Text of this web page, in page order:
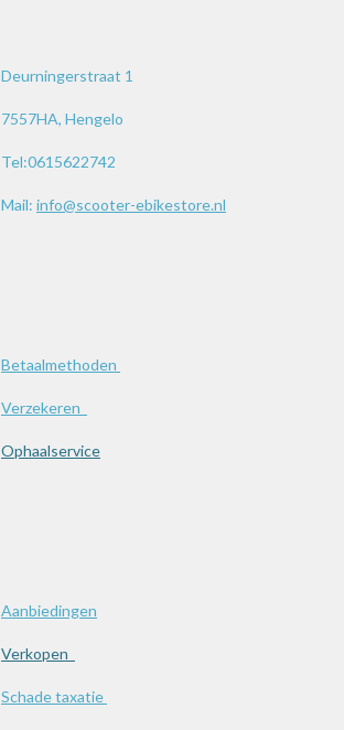
Deurningerstraat 1
7557HA, Hengelo
Tel:0615622742
Mail: info@scooter-ebikestore.nl
Betaalmethoden
Verzekeren
Ophaalservice
Aanbiedingen
Verkopen
Schade taxatie